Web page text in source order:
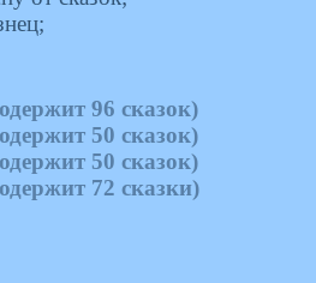
96 сказок)
50 сказок)
50 сказок)
72 сказки)